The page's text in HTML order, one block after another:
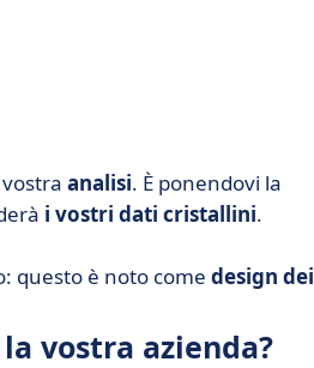
analisi. È ponendovi la
i vostri dati cristallini.
questo è noto come design dei
vostra azienda?